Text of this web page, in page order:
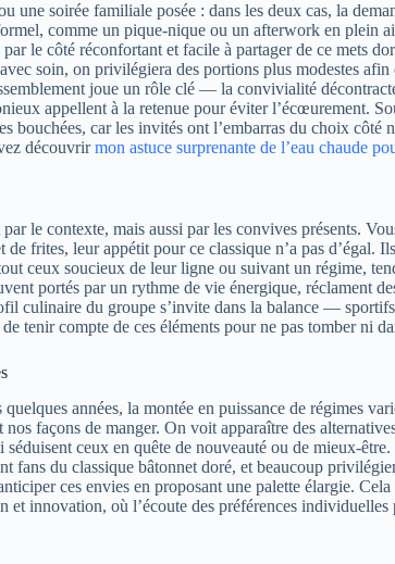
une soirée familiale posée : dans les deux cas, la
comme un pique-nique ou un afterwork en plein
le côté réconfortant et facile à partager de ce mets
soin, on privilégiera des portions plus modestes
joue un rôle clé — la convivialité
appellent à la retenue pour éviter l’écœurement.
bouchées, car les invités ont l’embarras du choix côté
découvrirmon astuce surprenante de l’eau chaude
le contexte, mais aussi par les convives présents.
frites, leur appétit pour ce classique n’a pas d’égal.
ceux soucieux de leur ligne ou suivant un régime,
portés par un rythme de vie énergique, réclament
culinaire du groupe s’invite dans la balance —
tenir compte de ces éléments pour ne pas tomber ni
années, la montée en puissance de régimes
façons de manger. On voit apparaître des
ceux en quête de nouveauté ou de mieux-être.
fans du classique bâtonnet doré, et beaucoup
ces envies en proposant une palette élargie.
et innovation, où l’écoute des préférences